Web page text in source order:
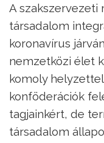
A szakszervezeti
társadalom
koronavírus
nemzetközi élet
komoly
konföderációk
tagjainkért, de
társadalom